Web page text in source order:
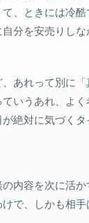
、ときには冷
分を安売りし
あれって別に
いうあれ、よ
絶対に気づくタ
内容を次に活
で、しかも相